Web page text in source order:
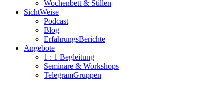
Wochenbett & Stillen
SichtWeise
Podcast
Blog
ErfahrungsBerichte
Angebote
1 : 1 Begleitung
Seminare & Workshops
TelegramGruppen